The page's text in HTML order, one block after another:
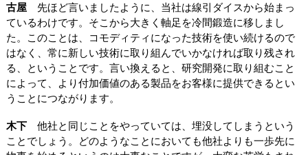
古屋先ほど言いましたように、当社は線引ダイスから始まっ
ているわけです。そこから大きく軸足を冷間鍛造に移しまし
た。このことは、コモディティになった技術を使い続けるので
はなく、常に新しい技術に取り組んでいかなければ取り残され
る、ということです。言い換えると、研究開発に取り組むこと
によって、より付加価値のある製品をお客様に提供できるとい
うことにつながります。
木下他社と同じことをやっていては、埋没してしまうという
ことでしょう。どのようなことにおいても他社よりも一歩先に